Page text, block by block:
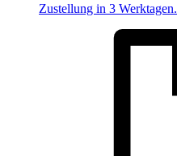
Zustellung in 3 Werktagen.